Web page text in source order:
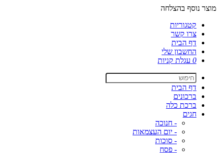
מוצר נוסף בהצלחה
קטגוריות
צרו קשר
דף הבית
החשבון שלי
0 עגלת קניות
דף הבית
ברכונים
ברכת כלה
חגים
- חנוכה
- יום העצמאות
- סוכות
- פסח